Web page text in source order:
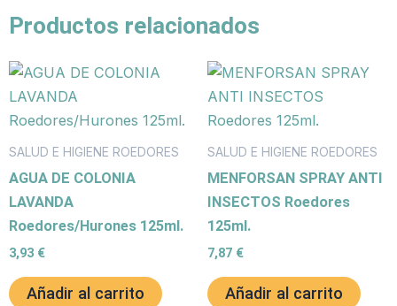
Productos relacionados
SALUD E HIGIENE ROEDORES
AGUA DE COLONIA
LAVANDA
Roedores/Hurones 125ml.
3,93 €
Añadir al carrito
SALUD E HIGIENE ROEDORES
MENFORSAN SPRAY ANTI
INSECTOS Roedores
125ml.
7,87 €
Añadir al carrito